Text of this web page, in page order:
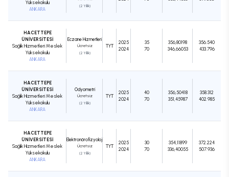
Yüksekokulu
ANKARA
(2 Yıllık)
HACETTEPE
ÜNİVERSİTESİ
Sağlık Hizmetleri Meslek
Yüksekokulu
ANKARA
Eczane Hizmetleri
Ücretsiz
(2 Yıllık)
TYT
2025
2024
35
70
356,80198
346,66053
356.540
433.796
HACETTEPE
ÜNİVERSİTESİ
Sağlık Hizmetleri Meslek
Yüksekokulu
ANKARA
Odyometri
Ücretsiz
(2 Yıllık)
TYT
2025
2024
40
70
356,50418
351,45987
358.312
402.985
HACETTEPE
ÜNİVERSİTESİ
Sağlık Hizmetleri Meslek
Yüksekokulu
ANKARA
Elektronörofizyoloji
Ücretsiz
(2 Yıllık)
TYT
2025
2024
30
70
354,11899
336,40055
372.224
507.936